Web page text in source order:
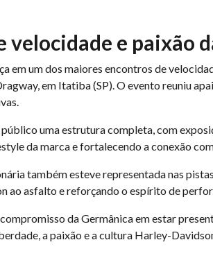
velocidade e paixão
em um dos maiores encontros de
em Itatiba (SP). O evento reuniu
uma estrutura completa, com
da marca e fortalecendo a conexão
também esteve representada nas
ao asfalto e reforçando o espírito de
da Germânica em estar
a paixão e a cultura Harley-